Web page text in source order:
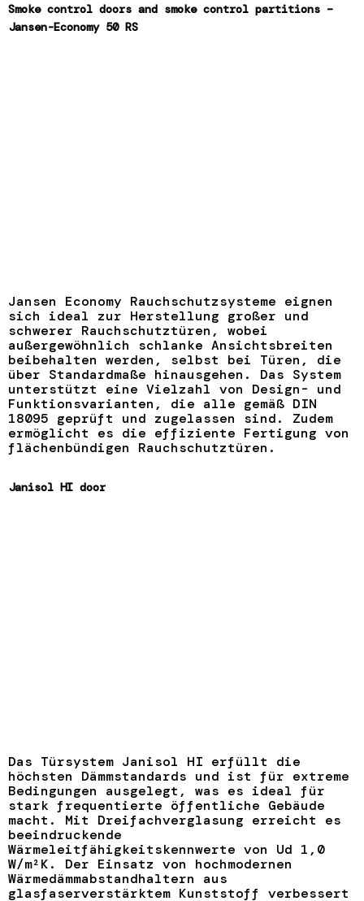
Smoke control doors and smoke control partitions –
Jansen-Economy 50 RS
Jansen Economy Rauchschutzsysteme eignen
sich ideal zur Herstellung großer und
schwerer Rauchschutztüren, wobei
außergewöhnlich schlanke Ansichtsbreiten
beibehalten werden, selbst bei Türen, die
über Standardmaße hinausgehen. Das System
unterstützt eine Vielzahl von Design- und
Funktionsvarianten, die alle gemäß DIN
18095 geprüft und zugelassen sind. Zudem
ermöglicht es die effiziente Fertigung von
flächenbündigen Rauchschutztüren.
Janisol HI door
Das Türsystem Janisol HI erfüllt die
höchsten Dämmstandards und ist für extreme
Bedingungen ausgelegt, was es ideal für
stark frequentierte öffentliche Gebäude
macht. Mit Dreifachverglasung erreicht es
beeindruckende
Wärmeleitfähigkeitskennwerte von Ud 1,0
W/m²K. Der Einsatz von hochmodernen
Wärmedämmabstandhaltern aus
glasfaserverstärktem Kunststoff verbessert